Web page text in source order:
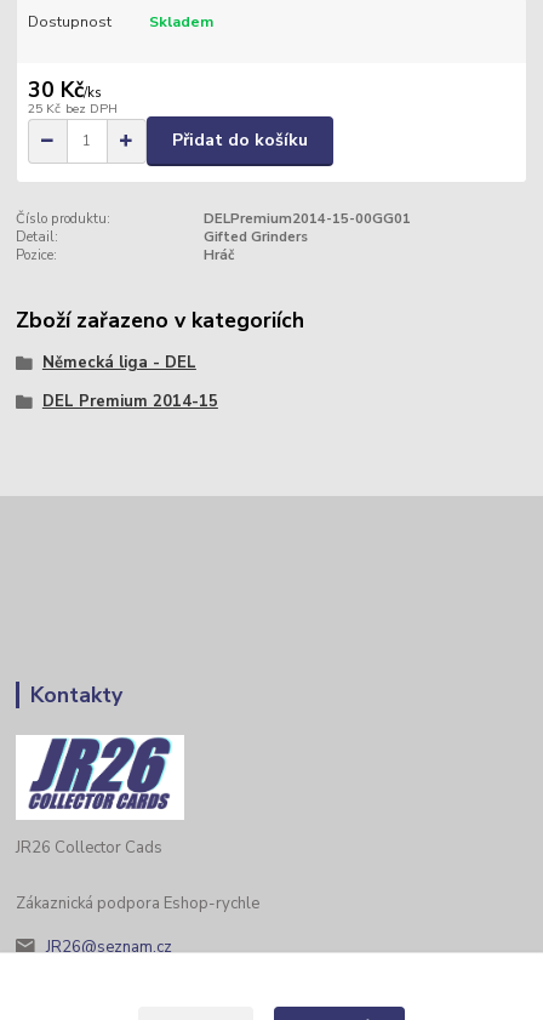
Dostupnost Skladem
30 Kč/ks
25 Kč bez DPH
Přidat do košíku
Číslo produktu:
DELPremium2014-15-00GG01
Detail:
Gifted Grinders
Pozice:
Hráč
Zboží zařazeno v kategoriích
Německá liga - DEL
DEL Premium 2014-15
Kontakty
JR26 Collector Cads
Zákaznická podpora Eshop-rychle
JR26@seznam.cz